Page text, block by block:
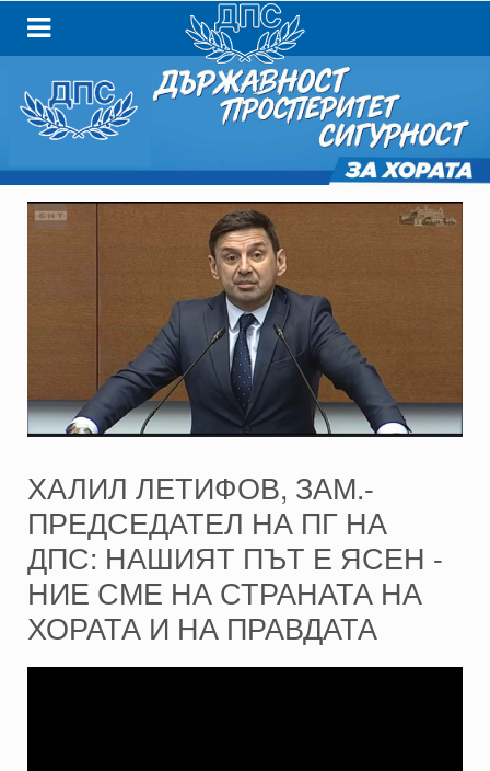
ХАЛИЛ ЛЕТИФОВ, ЗАМ.-
ПРЕДСЕДАТЕЛ НА ПГ НА
ДПС: НАШИЯТ ПЪТ Е ЯСЕН -
НИЕ СМЕ НА СТРАНАТА НА
ХОРАТА И НА ПРАВДАТА